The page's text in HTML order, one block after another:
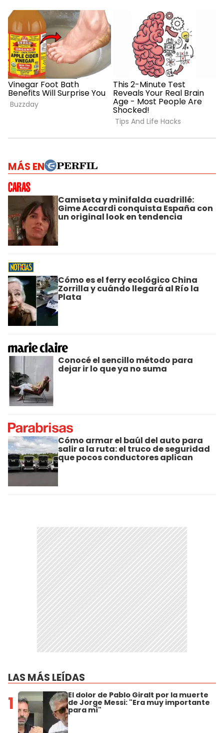
MÁS EN
Camiseta y minifalda cuadrillé:
Gime Accardi conquista España con
un original look en tendencia
Cómo es el ferry ecológico China
Zorrilla y cuándo llegará al Río la
Plata
Conocé el sencillo método para
dejar ir lo que ya no suma
Cómo armar el baúl del auto para
salir a la ruta: el truco de seguridad
que pocos conductores aplican
LAS MÁS LEÍDAS
1 El dolor de Pablo Giralt por la muerte
de Jorge Messi: "Era muy importante
para mí"